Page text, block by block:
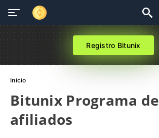
Registro Bitunix
Inicio
Bitunix Programa de
afiliados